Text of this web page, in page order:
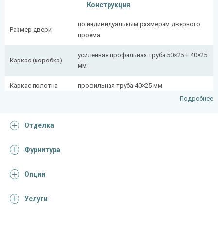
Конструкция
Размер двери
по индивидуальным размерам дверного
проёма
Каркас (коробка)
усиленная профильная труба 50×25 + 40×25
мм
Каркас полотна профильная труба 40×25 мм
Притворная
Ребра жесткости
Подробнее
Отделка
Фурнитура
Опции
Услуги